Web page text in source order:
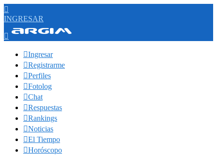

INGRESAR

Ingresar
Registrarme
Perfiles
Fotolog
Chat
Respuestas
Rankings
Noticias
El Tiempo
Horóscopo